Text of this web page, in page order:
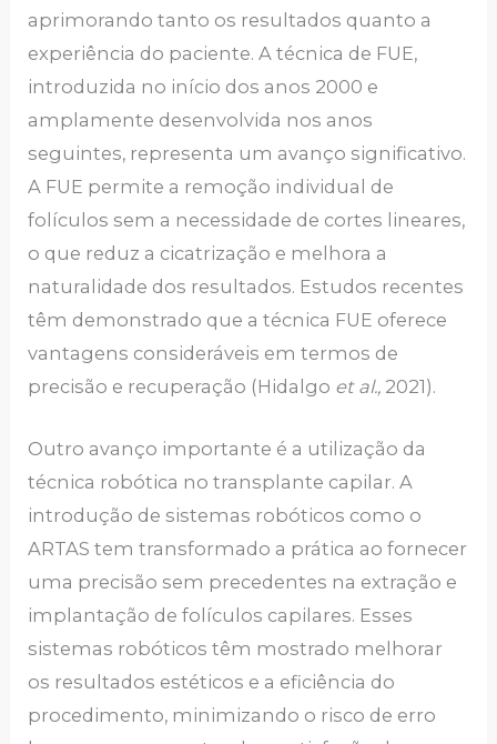
aprimorando tanto os resultados quanto a
experiência do paciente. A técnica de FUE,
introduzida no início dos anos 2000 e
amplamente desenvolvida nos anos
seguintes, representa um avanço significativo.
A FUE permite a remoção individual de
folículos sem a necessidade de cortes lineares,
o que reduz a cicatrização e melhora a
naturalidade dos resultados. Estudos recentes
têm demonstrado que a técnica FUE oferece
vantagens consideráveis em termos de
precisão e recuperação (Hidalgo et al., 2021).
Outro avanço importante é a utilização da
técnica robótica no transplante capilar. A
introdução de sistemas robóticos como o
ARTAS tem transformado a prática ao fornecer
uma precisão sem precedentes na extração e
implantação de folículos capilares. Esses
sistemas robóticos têm mostrado melhorar
os resultados estéticos e a eficiência do
procedimento, minimizando o risco de erro